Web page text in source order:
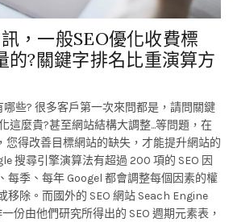
，一般SEO優化收費標
的?關鍵字排名比重演算方
些? 很多客戶第一次來問都是，請問關鍵
這麼貴?甚至網站結構大調整...等問題，在
您得改善目標網站的缺失，才能提升網站的
搜尋引擎演算法有超過 200 項的 SEO 因
每季、每年 Googel 都會調整每個因素的權
移除。而國外的 SEO 網站 Seach Engine
份由他們研究所得出的 SEO 週期元素表，